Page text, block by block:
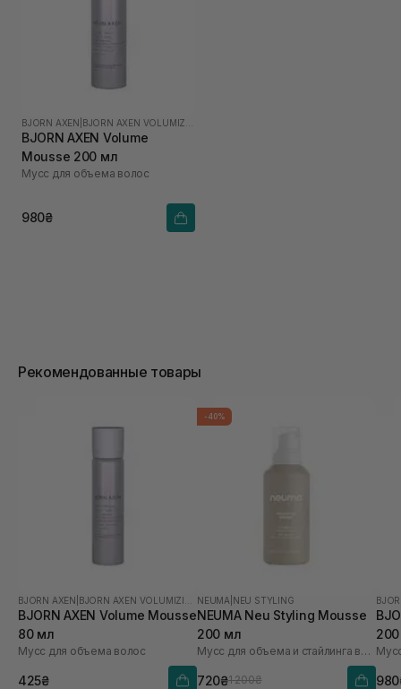
BJORN AXEN
BJORN AXEN Volume
Mousse 200 мл
Мусс для объема волос
980₴
Рекомендованные товары
BJORN AXEN
BJORN AXEN Volume Mousse
80 мл
Мусс для объема волос
425₴
-40%
NEUMA NEU STYLING
NEUMA Neu Styling Mousse
200 мл
Мусс для объема и стайлинга волос
720₴1 200₴